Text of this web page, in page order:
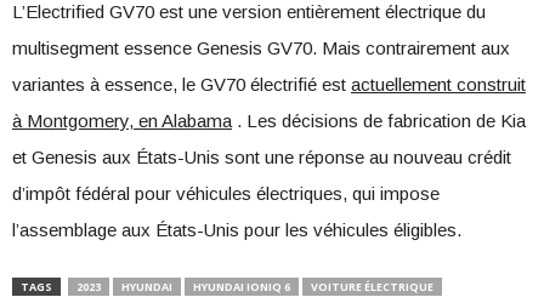
L’Electrified GV70 est une version entièrement électrique du
multisegment essence Genesis GV70. Mais contrairement aux
variantes à essence, le GV70 électrifié est actuellement construit
à Montgomery, en Alabama . Les décisions de fabrication de Kia
et Genesis aux États-Unis sont une réponse au nouveau crédit
d’impôt fédéral pour véhicules électriques, qui impose
l’assemblage aux États-Unis pour les véhicules éligibles.
TAGS 2023 HYUNDAI HYUNDAI IONIQ 6 VOITURE ÉLECTRIQUE